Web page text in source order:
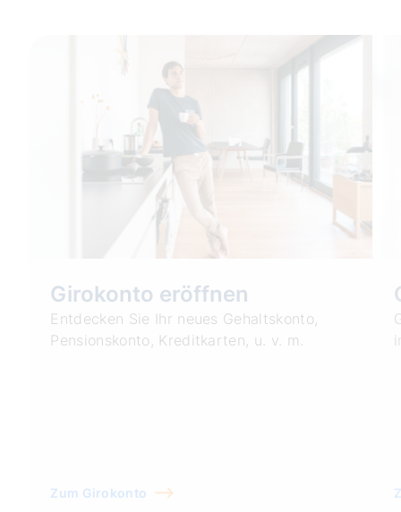
Girokonto eröffnen
Entdecken Sie Ihr neues Gehaltskonto,
Pensionskonto, Kreditkarten, u. v. m.
Zum Girokonto